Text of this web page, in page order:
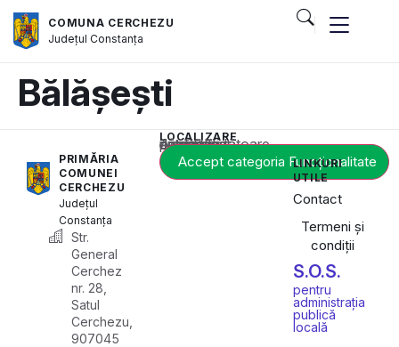
COMUNA CERCHEZU
JudețulConstanța
Bălășești
PRIMĂRIA
COMUNEI
CERCHEZU
Județul
Constanța
Str.
General
Cerchez
nr. 28,
Satul
Cerchezu,
907045
LOCALIZARE
Acest conținut este blocat până când acceptați categoria corespunzătoare de cookie-uri.
Accept categoria Funcționalitate
LINKURI
UTILE
Contact
Termeni și
condiții
S.O.S.
pentru
administrația
publică
locală